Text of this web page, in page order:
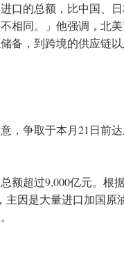
口的总额，比中国、
相同。」他强调，北
备，到跨境的供应链
，争取于本月21日前
额超过9,000亿元。根
主因是大量进口加国原